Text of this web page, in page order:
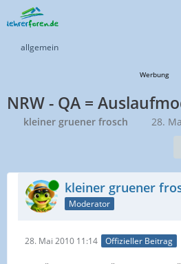
allgemein
Werbung
NRW - QA =
kleiner gruener frosch 28.
Online kleiner gruener
Moderator
28. Mai 2010 11:14 Offizieller Beitrag